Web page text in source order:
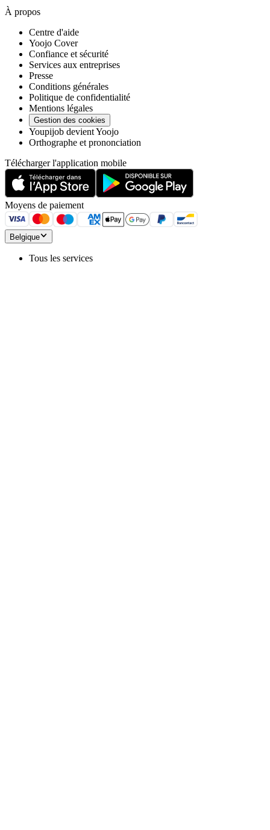
À propos
Centre d'aide
Yoojo Cover
Confiance et sécurité
Services aux entreprises
Presse
Conditions générales
Politique de confidentialité
Mentions légales
Gestion des cookies
Youpijob devient Yoojo
Orthographe et prononciation
Télécharger l'application mobile
Moyens de paiement
Belgique
Tous les services